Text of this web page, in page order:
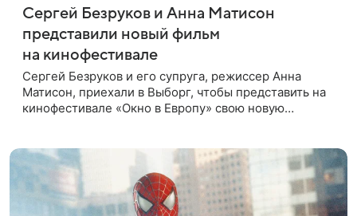
Сергей Безруков и Анна Матисон
представили новый фильм
на кинофестивале
Сергей Безруков и его супруга, режиссер Анна
Матисон, приехали в Выборг, чтобы представить на
кинофестивале «Окно в Европу» свою новую